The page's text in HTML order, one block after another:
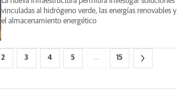
vinculadas al hidrógeno verde, las energías renovables y
el almacenamiento energético
2 3 4 5 … 15